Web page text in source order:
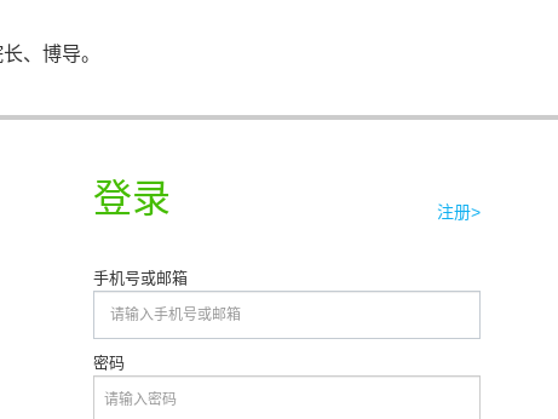
、博导。
设计学院设计学终身教授
化部职称评审专家，享受国务院津贴
登录 注册>
手机号或邮箱
密码